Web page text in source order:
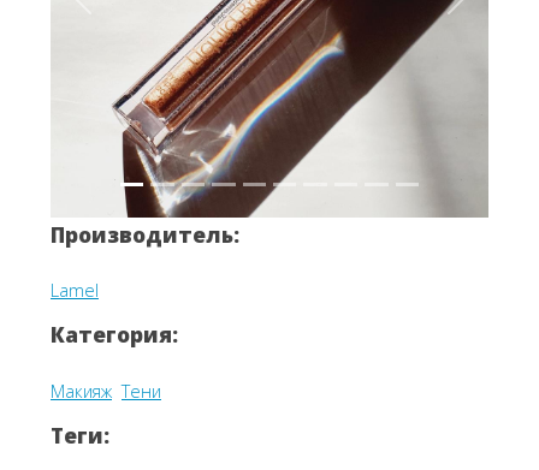
Назад
Производитель:
Lamel
Категория:
Макияж Тени
Теги: